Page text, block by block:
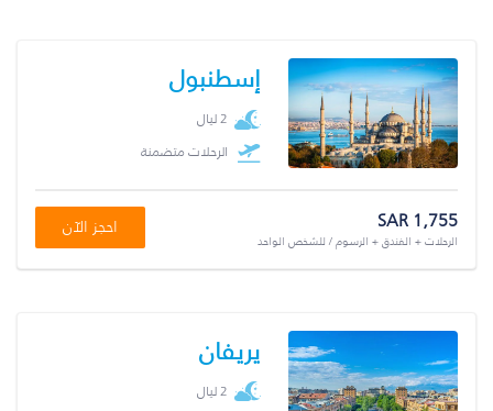
إسطنبول
2 ليال
الرحلات متضمنة
SAR 1,755
الرحلات + الفندق + الرسوم / للشخص الواحد
احجز الآن
يريفان
2 ليال